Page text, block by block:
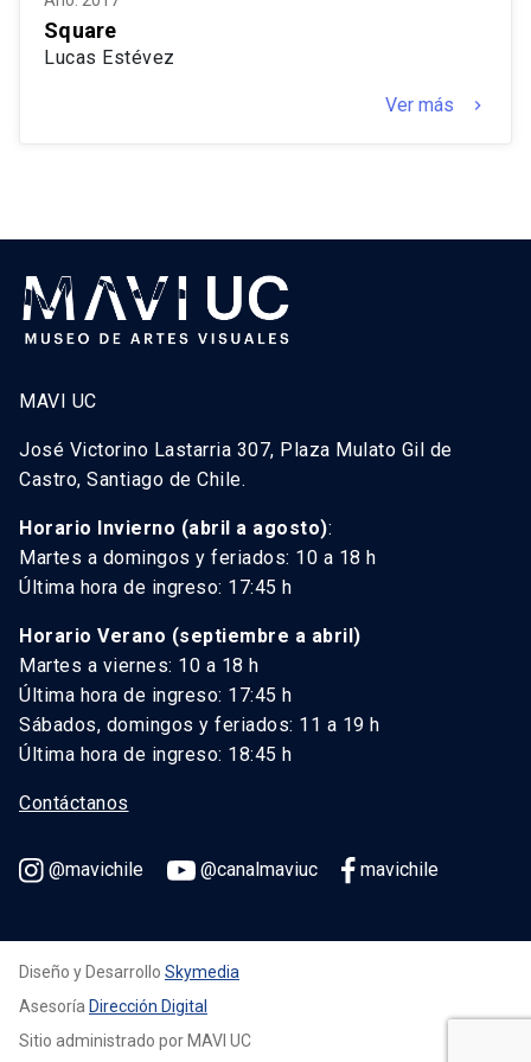
Square
Lucas Estévez
Ver más keyboard_arrow_right
MAVI UC
José Victorino Lastarria 307, Plaza Mulato Gil de
Castro, Santiago de Chile.
Horario Invierno (abril a agosto):
Martes a domingos y feriados: 10 a 18 h
Última hora de ingreso: 17:45 h
Horario Verano (septiembre a abril)
Martes a viernes: 10 a 18 h
Última hora de ingreso: 17:45 h
Sábados, domingos y feriados: 11 a 19 h
Última hora de ingreso: 18:45 h
Contáctanos
@mavichile @canalmaviuc mavichile
Diseño y Desarrollo Skymedia
Asesoría Dirección Digital
Sitio administrado por MAVI UC